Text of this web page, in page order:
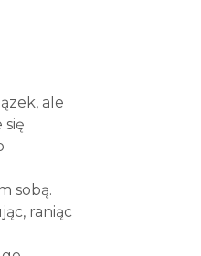
ale
sobą.
raniąc